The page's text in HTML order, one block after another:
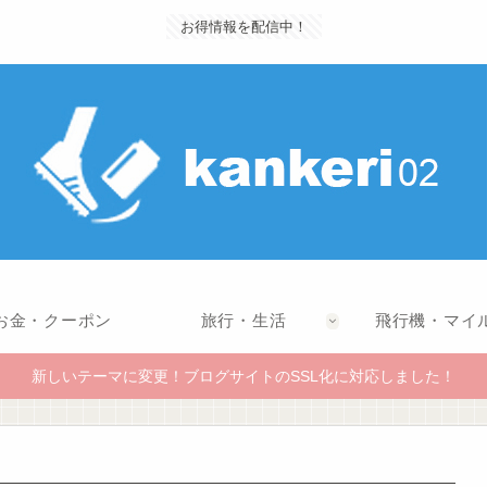
お得情報を配信中！
金・クーポン 旅行・生活 飛行機・マイ
新しいテーマに変更！ブログサイトのSSL化に対応しました！